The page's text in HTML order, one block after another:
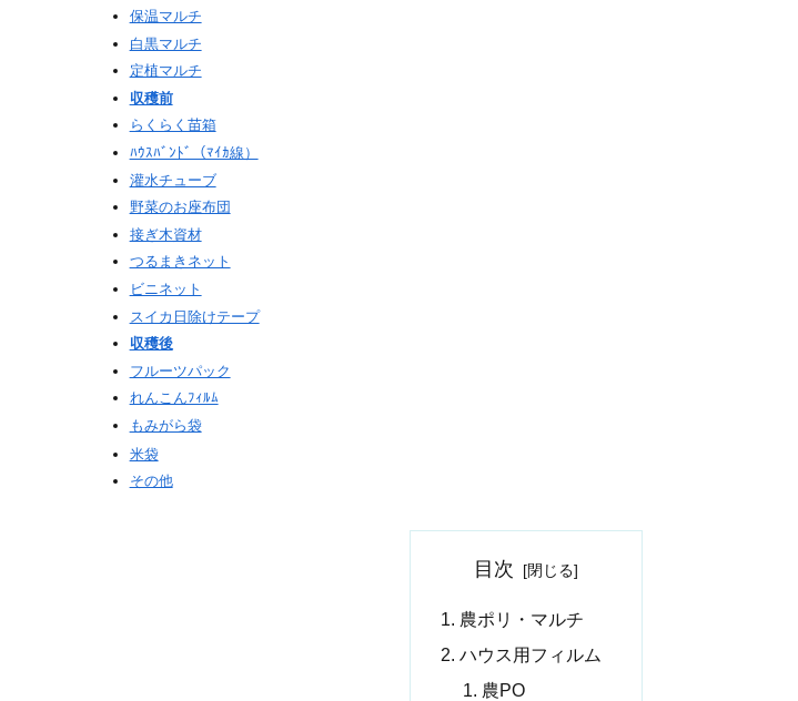
保温マルチ
白黒マルチ
定植マルチ
収穫前
らくらく苗箱
ﾊｳｽﾊﾞﾝﾄﾞ（ﾏｲｶ線）
灌水チューブ
野菜のお座布団
接ぎ木資材
つるまきネット
ビニネット
スイカ日除けテープ
収穫後
フルーツパック
れんこんﾌｨﾙﾑ
もみがら袋
米袋
その他
目次
農ポリ・マルチ
ハウス用フィルム
農PO